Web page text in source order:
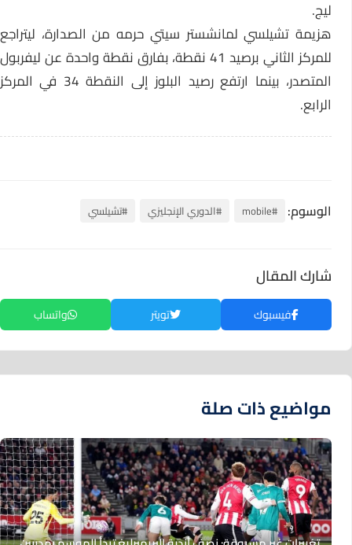
هزيمة تشيلسي لمانشستر سيتي حرمه من الصدارة، ليتراجع
للمركز الثاني برصيد 41 نقطة، بفارق نقطة واحدة عن ليفربول
المتصدر، بينما ارتفع رصيد البلوز إلى النقطة 34 في المركز
الرابع.
الوسوم: #mobile #الدوري الإنجليزي #تشيلسي
شارك المقال
فيسبوك تويتر واتساب
مواضيع ذات صلة